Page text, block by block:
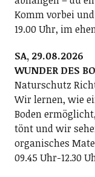
Komm vorbei
19.00 Uhr, im
SA, 29.08.2026
WUNDER DES
Naturschutz
Wir lernen, wie
Boden
tönt und wir
organisches
09.45 Uhr-12.30